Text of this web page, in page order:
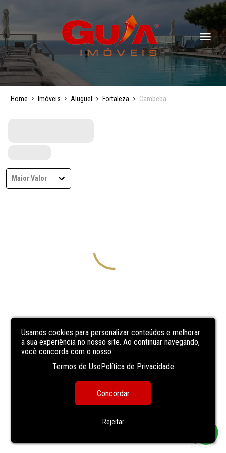
Usamos cookies para personalizar conteúdos e melhorar
a sua experiência no nosso site. Ao continuar navegando,
você concorda com o nosso
Termos de UsoPolítica de Privacidade
Concordar
Rejeitar
Home Imóveis Aluguel Fortaleza Cambeba
Maior Valor